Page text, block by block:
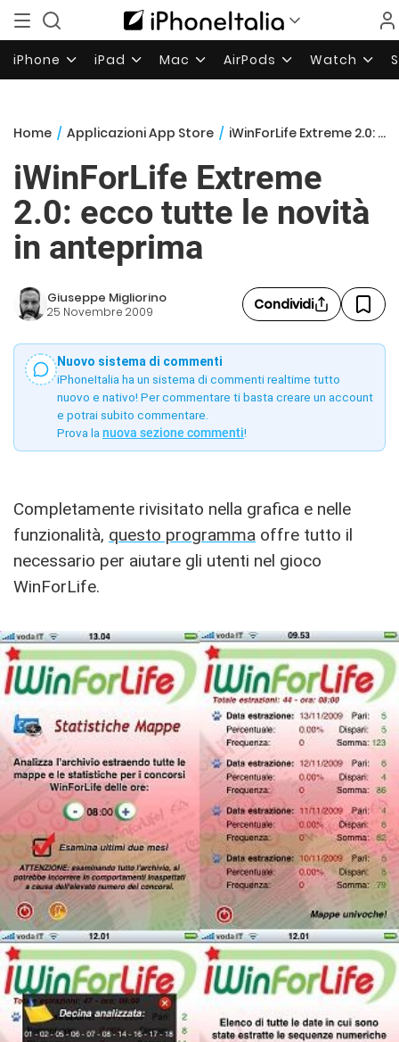
iPhone iPad Mac AirPods Watch
Home / Applicazioni App Store / iWinForLife Extreme 2.0: ecco tutte le novità in anteprima
iWinForLife Extreme
2.0: ecco tutte le novità
in anteprima
Giuseppe Migliorino
25 Novembre 2009 Condividi
Nuovo sistema di commenti
iPhoneItalia ha un sistema di commenti realtime tutto
nuovo e nativo! Per commentare ti basta creare un account
e potrai subito commentare.
Prova la nuova sezione commenti!
Completamente rivisitato nella grafica e nelle
funzionalità, questo programma offre tutto il
necessario per aiutare gli utenti nel gioco
WinForLife.